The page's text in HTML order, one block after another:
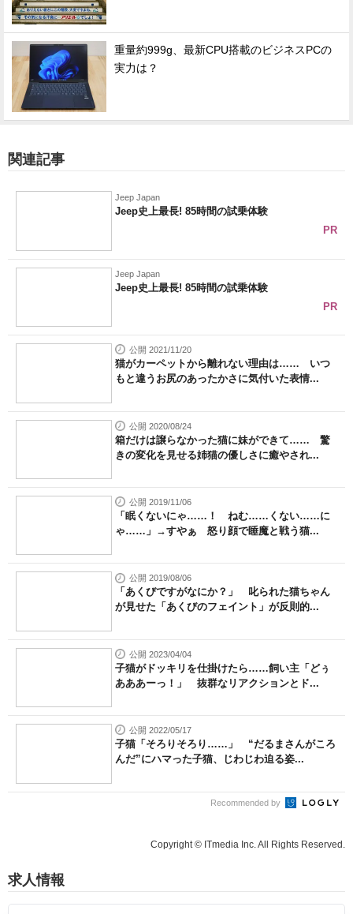
重量約999g、最新CPU搭載のビジネスPCの
実力は？
関連記事
Jeep Japan
Jeep史上最長! 85時間の試乗体験
PR
Jeep Japan
Jeep史上最長! 85時間の試乗体験
PR
公開 2021/11/20
猫がカーペットから離れない理由は…… いつ
もと違うお尻のあったかさに気付いた表情...
公開 2020/08/24
箱だけは譲らなかった猫に妹ができて…… 驚
きの変化を見せる姉猫の優しさに癒やされ...
公開 2019/11/06
「眠くないにゃ……！ ねむ……くない……に
ゃ……」→すやぁ 怒り顔で睡魔と戦う猫...
公開 2019/08/06
「あくびですがなにか？」 叱られた猫ちゃん
が見せた「あくびのフェイント」が反則的...
公開 2023/04/04
子猫がドッキリを仕掛けたら……飼い主「どぅ
あああーっ！」 抜群なリアクションとド...
公開 2022/05/17
子猫「そろりそろり……」 “だるまさんがころ
んだ”にハマった子猫、じわじわ迫る姿...
Recommended by
Copyright © ITmedia Inc. All Rights Reserved.
求人情報